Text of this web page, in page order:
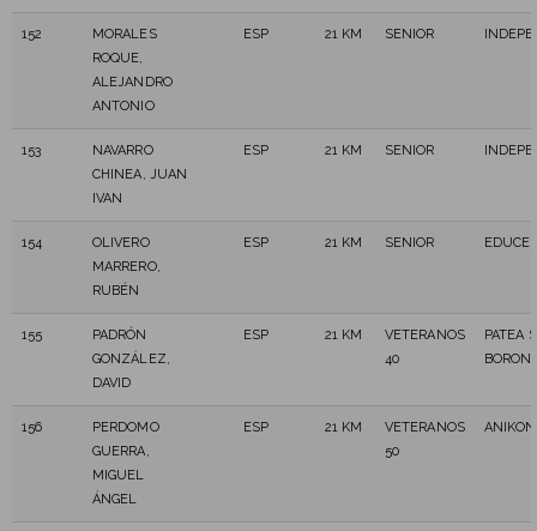
152
MORALES
ROQUE,
ALEJANDRO
ANTONIO
ESP 21 KM SENIOR
153
NAVARRO
CHINEA, JUAN
IVAN
ESP 21 KM SENIOR
154
OLIVERO
MARRERO,
RUBÉN
ESP 21 KM SENIOR
155
PADRÓN
GONZÁLEZ,
DAVID
ESP 21 KM
VETERANOS
40
PATEA
156
PERDOMO
GUERRA,
MIGUEL
ÁNGEL
ESP 21 KM
VETERANOS
50